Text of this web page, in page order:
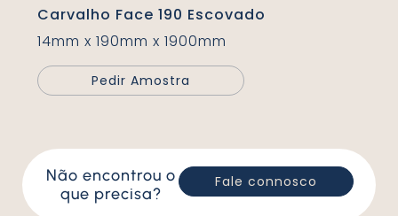
Carvalho Face 190 Escovado
14mm x 190mm x 1900mm
Pedir Amostra
Não encontrou o
que precisa?
Fale connosco